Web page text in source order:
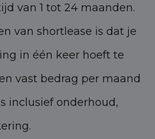
van 1 tot 24 maanden.
van shortlease is dat je
in één keer hoeft te
vast bedrag per maand
inclusief onderhoud,